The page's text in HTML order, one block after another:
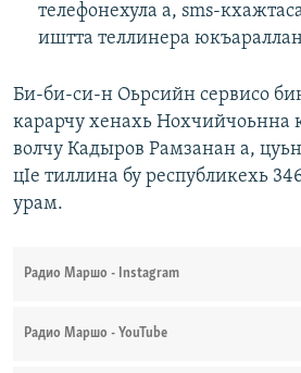
телефонехула а, sms-
иштта теллинера
Би-би-си-н Оьрсийн сервисо
карарчу хенахь Нохчийчоьнна
волчу Кадыров Рамзанан а,
цIе тиллина бу республикехь
урам.
Радио Маршо - Instagram
Радио Маршо - YouTube